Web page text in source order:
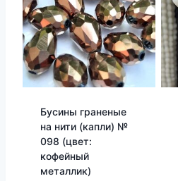
Бусины граненые
на нити (капли) №
098 (цвет:
кофейный
металлик)